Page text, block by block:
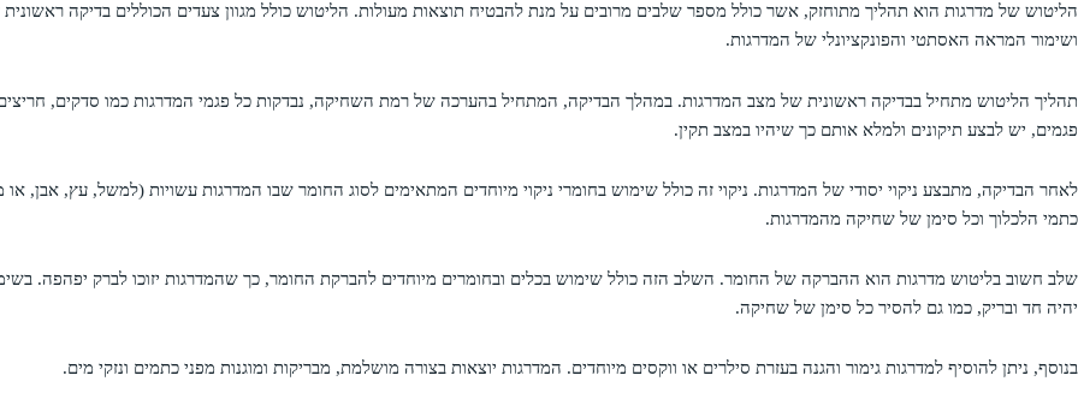
הליטוש של מדרגות הוא תהליך מתוחזק, אשר כולל מספר שלבים מרובים על מנת להבטיח תוצאות מעולות. הליטוש כולל מגוון צעדים הכוללים בדיקה
ושימור המראה האסתטי והפונקציונלי של המדרגות.
תהליך הליטוש מתחיל בבדיקה ראשונית של מצב המדרגות. במהלך הבדיקה, המתחיל בהערכה של רמת השחיקה, נבדקות כל פגמי המדרגות כמו סדקים,
פגמים, יש לבצע תיקונים ולמלא אותם כך שיהיו במצב תקין.
לאחר הבדיקה, מתבצע ניקוי יסודי של המדרגות. ניקוי זה כולל שימוש בחומרי ניקוי מיוחדים המתאימים לסוג החומר שבו המדרגות עשויות (למשל, עץ,
כתמי הלכלוך וכל סימן של שחיקה מהמדרגות.
שלב חשוב בליטוש מדרגות הוא ההברקה של החומר. השלב הזה כולל שימוש בכלים ובחומרים מיוחדים להברקת החומר, כך שהמדרגות יזוכו לברק יפהפה.
יהיה חד ובריק, כמו גם להסיר כל סימן של שחיקה.
בנוסף, ניתן להוסיף למדרגות גימור והגנה בעזרת סילרים או ווקסים מיוחדים. המדרגות יוצאות בצורה מושלמת, מבריקות ומוגנות מפני כתמים ונזקי מים.